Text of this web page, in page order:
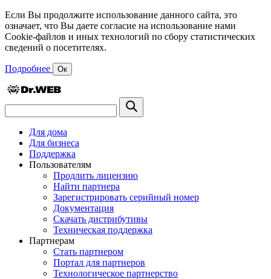
Если Вы продолжите использование данного сайта, это
означает, что Вы даете согласие на использование нами
Cookie-файлов и иных технологий по сбору статистических
сведений о посетителях.
Подробнее Ок
Для дома
Для бизнеса
Поддержка
Пользователям
Продлить лицензию
Найти партнера
Зарегистрировать серийный номер
Документация
Скачать дистрибутивы
Техническая поддержка
Партнерам
Стать партнером
Портал для партнеров
Технологическое партнерство